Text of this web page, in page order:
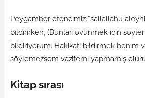
Peygamber efendimiz “sallallahü
bildirirken, (Bunları övünmek için
bildiriyorum. Hakikati bildirmek benim
söylemezsem vazifemi yapmamış
Kitap sırası